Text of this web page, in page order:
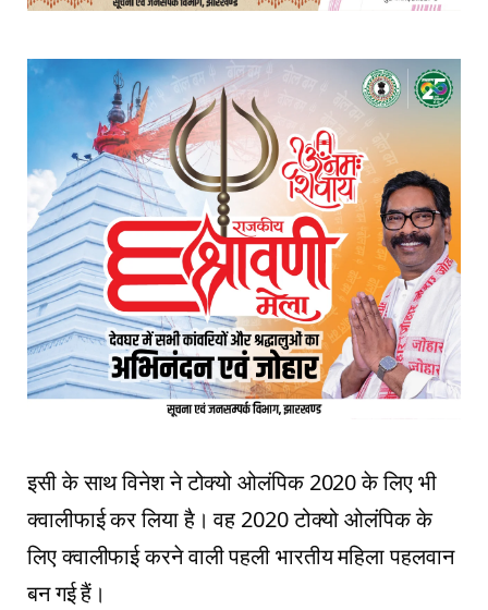
इसी के साथ विनेश ने टोक्यो ओलंपिक 2020 के लिए भी
क्वालीफाई कर लिया है। वह 2020 टोक्यो ओलंपिक के
लिए क्वालीफाई करने वाली पहली भारतीय महिला पहलवान
बन गई हैं।